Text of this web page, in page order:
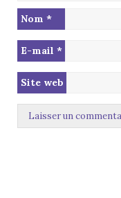
Nom *
E-mail *
Site web